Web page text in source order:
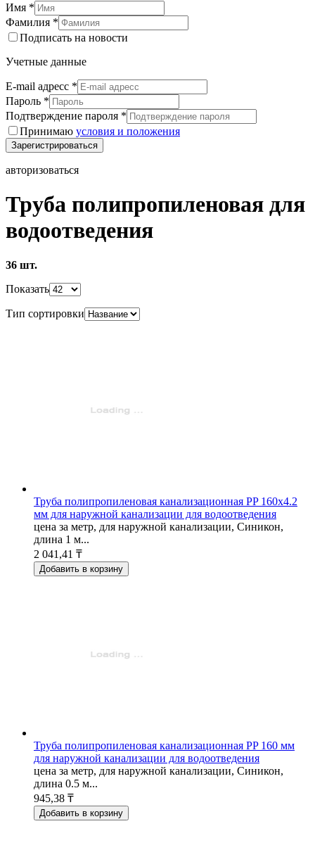
Имя *
Фамилия *
Подписать на новости
Учетные данные
E-mail адресс *
Пароль *
Подтверждение пароля *
Принимаю условия и положения
Зарегистрироваться
авторизоваться
Труба полипропиленовая для
водоотведения
36 шт.
Показать
Тип сортировки
Труба полипропиленовая канализационная PP 160х4.2
мм для наружной канализации для водоотведения
цена за метр, для наружной канализации, Синикон,
длина 1 м...
2 041,41 ₸
Добавить в корзину
Труба полипропиленовая канализационная PP 160 мм
для наружной канализации для водоотведения
цена за метр, для наружной канализации, Синикон,
длина 0.5 м...
945,38 ₸
Добавить в корзину